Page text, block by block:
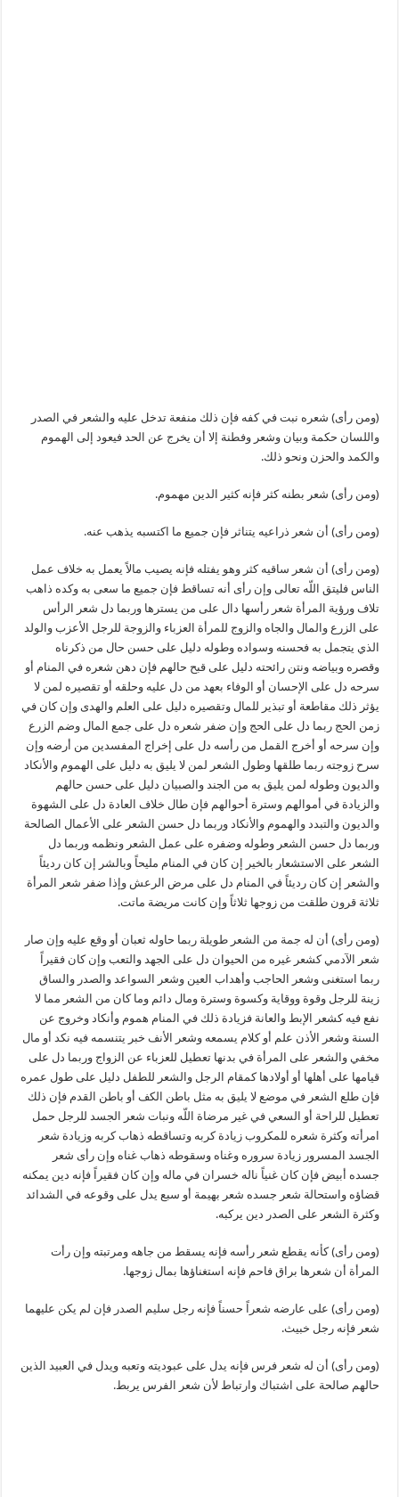
(ومن رأى) شعره نبت في كفه فإن ذلك منفعة تدخل عليه والشعر في الصدر
واللسان حكمة وبيان وشعر وفطنة إلا أن يخرج عن الحد فيعود إلى الهموم
والكمد والحزن ونحو ذلك.
(ومن رأى) شعر بطنه كثر فإنه كثير الدين مهموم.
(ومن رأى) أن شعر ذراعيه يتناثر فإن جميع ما اكتسبه يذهب عنه.
(ومن رأى) أن شعر ساقيه كثر وهو يفتله فإنه يصيب مالاً يعمل به خلاف عمل
الناس فليتق اللّه تعالى وإن رأى أنه تساقط فإن جميع ما سعى به وكده ذاهب
تلاف ورؤية المرأة شعر رأسها دال على من يسترها وربما دل شعر الرأس
على الزرع والمال والجاه والزوج للمرأة العزباء والزوجة للرجل الأعزب والولد
الذي يتجمل به فحسنه وسواده وطوله دليل على حسن حال من ذكرناه
وقصره وبياضه ونتن رائحته دليل على قبح حالهم فإن دهن شعره في المنام أو
سرحه دل على الإحسان أو الوفاء بعهد من دل عليه وحلقه أو تقصيره لمن لا
يؤثر ذلك مقاطعة أو تبذير للمال وتقصيره دليل على العلم والهدى وإن كان في
زمن الحج ربما دل على الحج وإن ضفر شعره دل على جمع المال وضم الزرع
وإن سرحه أو أخرج القمل من رأسه دل على إخراج المفسدين من أرضه وإن
سرح زوجته ربما طلقها وطول الشعر لمن لا يليق به دليل على الهموم والأنكاد
والديون وطوله لمن يليق به من الجند والصبيان دليل على حسن حالهم
والزيادة في أموالهم وسترة أحوالهم فإن طال خلاف العادة دل على الشهوة
والديون والتبدد والهموم والأنكاد وربما دل حسن الشعر على الأعمال الصالحة
وربما دل حسن الشعر وطوله وضفره على عمل الشعر ونظمه وربما دل
الشعر على الاستشعار بالخير إن كان في المنام مليحاً وبالشر إن كان رديئاً
والشعر إن كان رديئاً في المنام دل على مرض الرعش وإذا ضفر شعر المرأة
ثلاثة قرون طلقت من زوجها ثلاثاً وإن كانت مريضة ماتت.
(ومن رأى) أن له جمة من الشعر طويلة ربما حاوله ثعبان أو وقع عليه وإن صار
شعر الآدمي كشعر غيره من الحيوان دل على الجهد والتعب وإن كان فقيراً
ربما استغنى وشعر الحاجب وأهداب العين وشعر السواعد والصدر والساق
زينة للرجل وقوة ووقاية وكسوة وسترة ومال دائم وما كان من الشعر مما لا
نفع فيه كشعر الإبط والعانة فزيادة ذلك في المنام هموم وأنكاد وخروج عن
السنة وشعر الأذن علم أو كلام يسمعه وشعر الأنف خبر يتنسمه فيه نكد أو مال
مخفي والشعر على المرأة في بدنها تعطيل للعزباء عن الزواج وربما دل على
قيامها على أهلها أو أولادها كمقام الرجل والشعر للطفل دليل على طول عمره
فإن طلع الشعر في موضع لا يليق به مثل باطن الكف أو باطن القدم فإن ذلك
تعطيل للراحة أو السعي في غير مرضاة اللّه ونبات شعر الجسد للرجل حمل
امرأته وكثرة شعره للمكروب زيادة كربه وتساقطه ذهاب كربه وزيادة شعر
الجسد المسرور زيادة سروره وغناه وسقوطه ذهاب غناه وإن رأى شعر
جسده أبيض فإن كان غنياً ناله خسران في ماله وإن كان فقيراً فإنه دين يمكنه
قضاؤه واستحالة شعر جسده شعر بهيمة أو سبع يدل على وقوعه في الشدائد
وكثرة الشعر على الصدر دين يركبه.
(ومن رأى) كأنه يقطع شعر رأسه فإنه يسقط من جاهه ومرتبته وإن رأت
المرأة أن شعرها براق فاحم فإنه استغناؤها بمال زوجها.
(ومن رأى) على عارضه شعراً حسناً فإنه رجل سليم الصدر فإن لم يكن عليهما
شعر فإنه رجل خبيث.
(ومن رأى) أن له شعر فرس فإنه يدل على عبوديته وتعبه ويدل في العبيد الذين
حالهم صالحة على اشتباك وارتباط لأن شعر الفرس يربط.